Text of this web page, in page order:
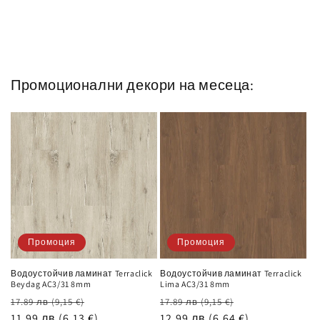
Промоционални декори на месеца:
Промоция
Водоустойчив ламинат Terraclick
Beydag AC3/31 8mm
Обичайна
17.89 лв(9,15 €)
Промоция
Водоустойчив ламинат Terraclick
Lima AC3/31 8mm
Обичайна
17.89 лв(9,15 €)